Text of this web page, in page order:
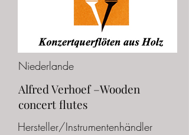
Niederlande
Alfred Verhoef –Wooden
concert flutes
Hersteller/Instrumentenhändler